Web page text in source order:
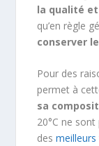
la qualité
qu’en règle
conserver
Pour des
permet à
sa
20°C ne
desmeilleurs